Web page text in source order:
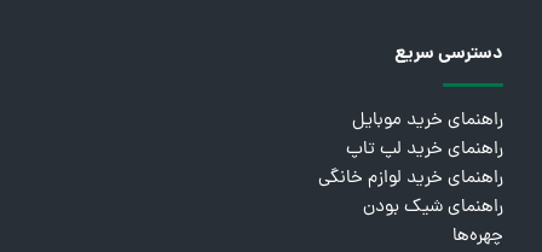
دسترسی سریع
راهنمای خرید موبایل
راهنمای خرید لپ تاپ
راهنمای خرید لوازم خانگی
راهنمای شیک بودن
چهره‌ها